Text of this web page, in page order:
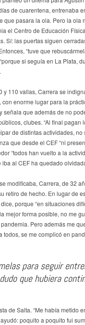
de cuarentena, entrenaba
que pasara la ola. Pero la ola
el Centro de Educación
Sí: las puertas siguen
“tuve que
si seguía en La Plata,
y 110 vallas, Carrera se
enorme lugar para la
señala que además de no
clubes. “Al final pagan
de distintas actividades, no
que desde el CEF “ni
“todos han vuelto a la
al CEF ha quedado
modificaba, Carrera, de 32
retiro de hecho. En lugar de
porque “en situaciones
mejor forma posible, no me
Pero además me
todos, se me complicó en
para seguir
que hubiera
de Salta. “Me había metido
poquito a poquito fui